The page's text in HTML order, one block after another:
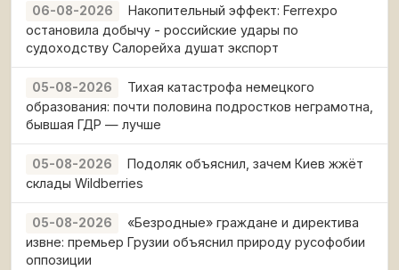
06-08-2026
Накопительный эффект: Ferrexpo
остановила добычу - российские удары по
судоходству Салорейха душат экспорт
05-08-2026
Тихая катастрофа немецкого
образования: почти половина подростков неграмотна,
бывшая ГДР — лучше
05-08-2026
Подоляк объяснил, зачем Киев жжёт
склады Wildberries
05-08-2026
«Безродные» граждане и директива
извне: премьер Грузии объяснил природу русофобии
оппозиции